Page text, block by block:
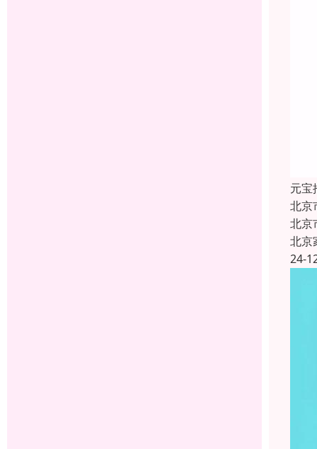
元宝
北京
北京
北京
24-